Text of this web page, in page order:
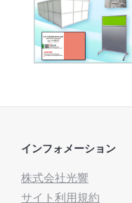
インフォメーション
株式会社光響
サイト利用規約